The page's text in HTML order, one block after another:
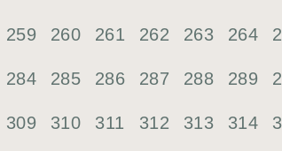
259 260 261 262 263 264
284 285 286 287 288 289
309 310 311 312 313 314